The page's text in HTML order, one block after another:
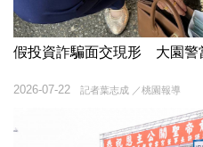
假投資詐騙面交現形 大園警
記者葉志成 ／桃園報導
2026-07-22